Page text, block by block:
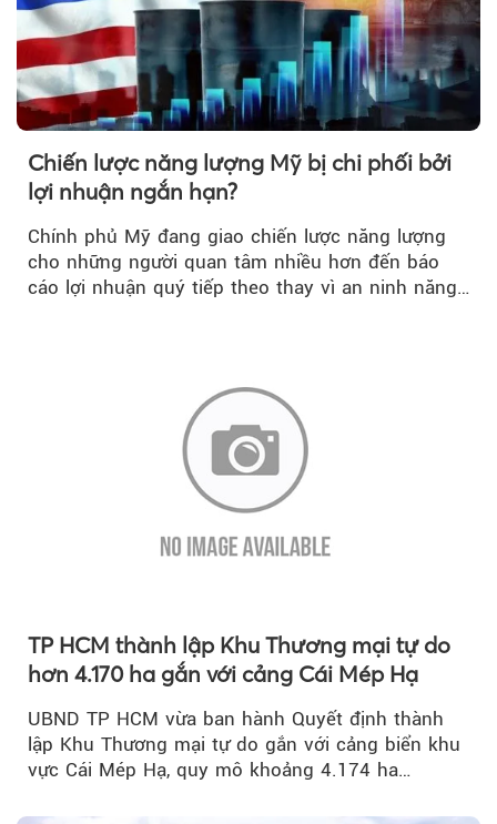
Chiến lược năng lượng Mỹ bị chi phối bởi
lợi nhuận ngắn hạn?
Chính phủ Mỹ đang giao chiến lược năng lượng
cho những người quan tâm nhiều hơn đến báo
cáo lợi nhuận quý tiếp theo thay vì an ninh năng
TP HCM thành lập Khu Thương mại tự do
hơn 4.170 ha gắn với cảng Cái Mép Hạ
UBND TP HCM vừa ban hành Quyết định thành
lập Khu Thương mại tự do gắn với cảng biển khu
vực Cái Mép Hạ, quy mô khoảng 4.174 ha…